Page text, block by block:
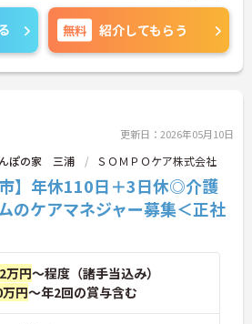
無料 紹介してもらう
更新日：2026年05月10日
んぽの家 三浦 ＳＯＭＰＯケア株式会社
市】年休110日＋3日休◎介護
のケアマネジャー募集＜正社
万円～程度（諸手当込み）
円～年2回の賞与含む